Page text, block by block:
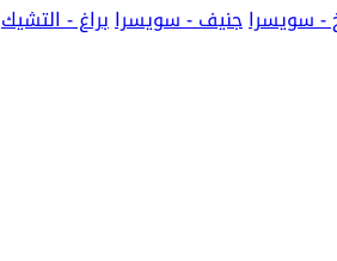
- سويسراجنيف - سويسرابراغ - التشيك